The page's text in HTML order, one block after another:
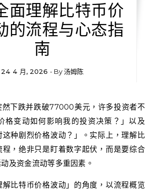
面理解比特币价
的流程与心态指
南
24 4 月, 2026 - By汤姆陈
格变动如何影响我的投资决策？」以及
这种剧烈价格波动？」。实际上，理解比
，绝非只是盯着数字起伏，而是要综合
及资金流动等多重因素。
比特币价格波动」的角度，以流程概览